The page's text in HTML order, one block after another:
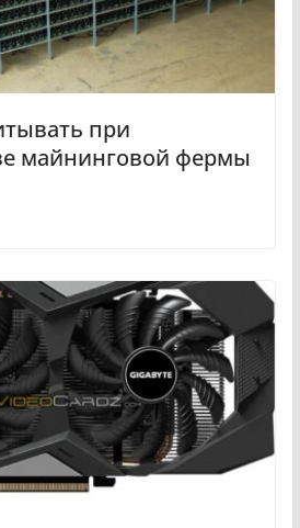
при
майнинговой фермы